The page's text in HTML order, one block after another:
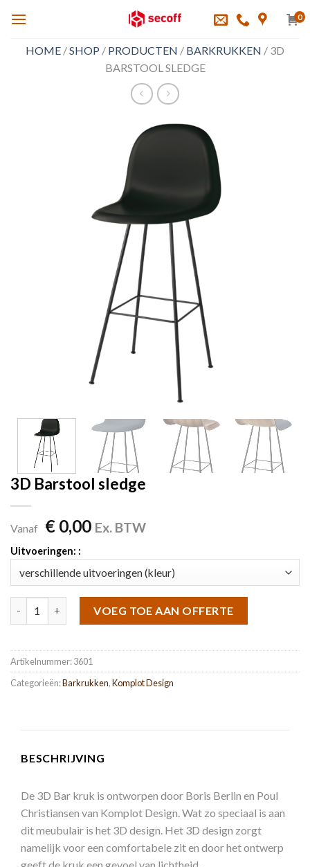
0
HOME /SHOP / PRODUCTEN / BARKRUKKEN / 3D
BARSTOOL SLEDGE
3D Barstool sledge
Vanaf €0,00 Ex. BTW
Uitvoeringen: :
VOEG TOE AAN OFFERTE
Artikelnummer:3601
Categorieën:Barkrukken,Komplot Design
BESCHRIJVING
De 3D Bar kruk is ontworpen door Boris Berlin en Poul
Christiansen van Komplot Design. Wat zo speciaal is aan
dit meubulair is het 3D design. Het 3D design zorgt
namelijk voor een comfortabele zit en door het ontwerp
geeft de kruk een gevoel van lichtheid.